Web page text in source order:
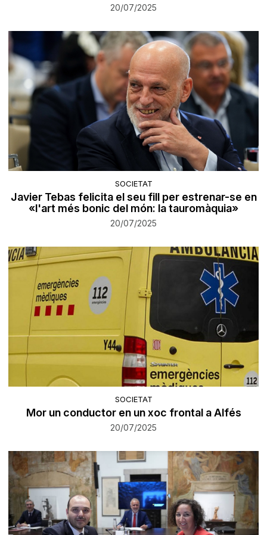
20/07/2025
SOCIETAT
Javier Tebas felicita el seu fill per estrenar-se en
«l'art més bonic del món: la tauromàquia»
20/07/2025
SOCIETAT
Mor un conductor en un xoc frontal a Alfés
20/07/2025